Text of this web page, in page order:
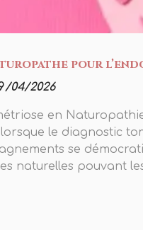
pour
/04/2026
en
le diagnostic
se
naturelles pouvant